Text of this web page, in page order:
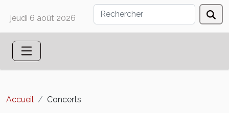
jeudi 6 août 2026
Accueil Concerts